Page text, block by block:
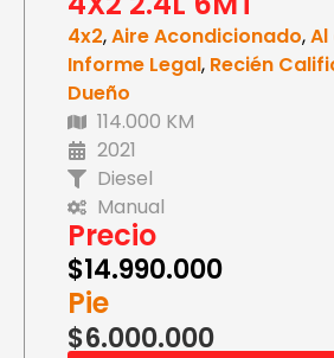
4x2,Aire Acondicionado,
Informe Legal, Recién
Dueño
114.000 KM
2021
Diesel
Manual
Precio
$14.990.000
Pie
$6.000.000